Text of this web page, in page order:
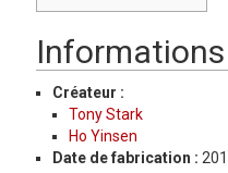
Créateur :
Tony Stark
Ho Yinsen
Date de fabrication :